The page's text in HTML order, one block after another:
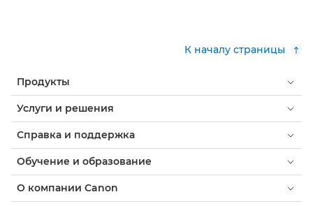
К началу страницы
Продукты
Услуги и решения
Справка и поддержка
Обучение и образование
О компании Canon